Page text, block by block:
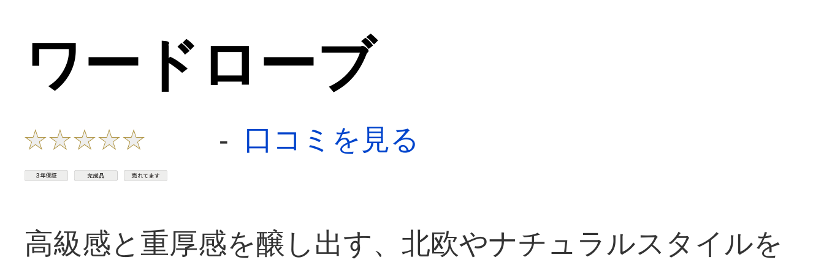
ワードローブ
- 口コミを見る
高級感と重厚感を醸し出す、北欧やナチュラルスタイルを